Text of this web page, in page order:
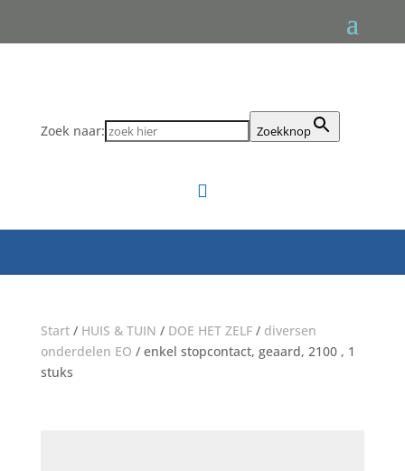
Zoek naar: Zoekknop

Start/ HUIS & TUIN / DOE HET ZELF/ diversen
onderdelen EO / enkel stopcontact, geaard, 2100 , 1
stuks